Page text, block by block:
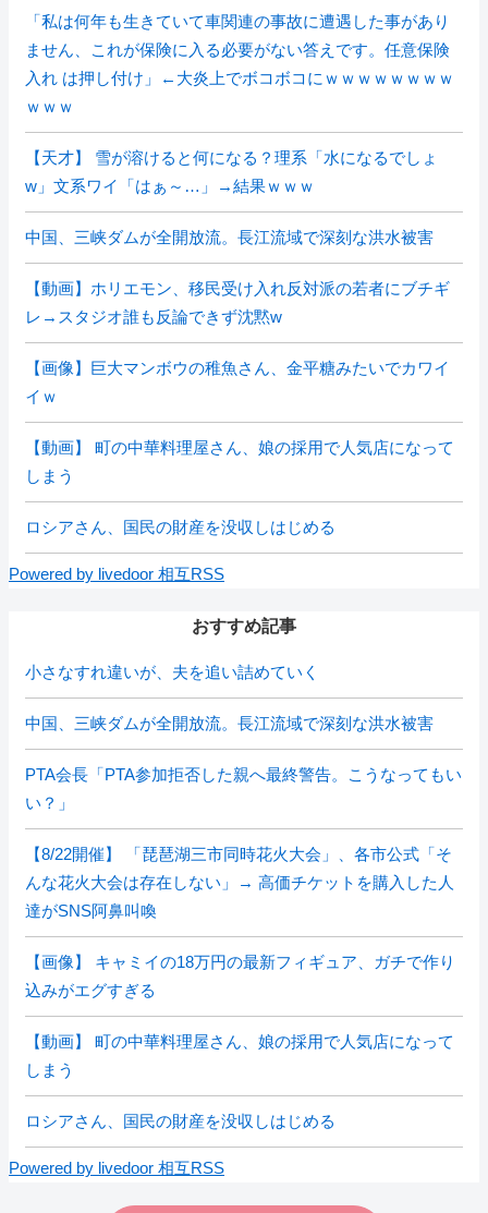
「私は何年も生きていて車関連の事故に遭遇した事があり
ません、これが保険に入る必要がない答えです。任意保険
入れ は押し付け」←大炎上でボコボコにｗｗｗｗｗｗｗｗ
ｗｗｗ
【天才】 雪が溶けると何になる？理系「水になるでしょ
w」文系ワイ「はぁ～…」→結果ｗｗｗ
中国、三峡ダムが全開放流。長江流域で深刻な洪水被害
【動画】ホリエモン、移民受け入れ反対派の若者にブチギ
レ→スタジオ誰も反論できず沈黙w
【画像】巨大マンボウの稚魚さん、金平糖みたいでカワイ
イｗ
【動画】 町の中華料理屋さん、娘の採用で人気店になって
しまう
ロシアさん、国民の財産を没収しはじめる
Powered by livedoor 相互RSS
おすすめ記事
小さなすれ違いが、夫を追い詰めていく
中国、三峡ダムが全開放流。長江流域で深刻な洪水被害
PTA会長「PTA参加拒否した親へ最終警告。こうなってもい
い？」
【8/22開催】 「琵琶湖三市同時花火大会」、各市公式「そ
んな花火大会は存在しない」→ 高価チケットを購入した人
達がSNS阿鼻叫喚
【画像】 キャミイの18万円の最新フィギュア、ガチで作り
込みがエグすぎる
【動画】 町の中華料理屋さん、娘の採用で人気店になって
しまう
ロシアさん、国民の財産を没収しはじめる
Powered by livedoor 相互RSS